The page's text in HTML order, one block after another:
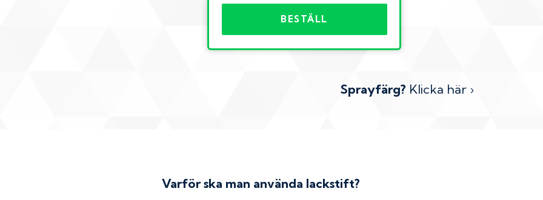
BESTÄLL
Sprayfärg? Klicka här ›
Varför ska man använda lackstift?